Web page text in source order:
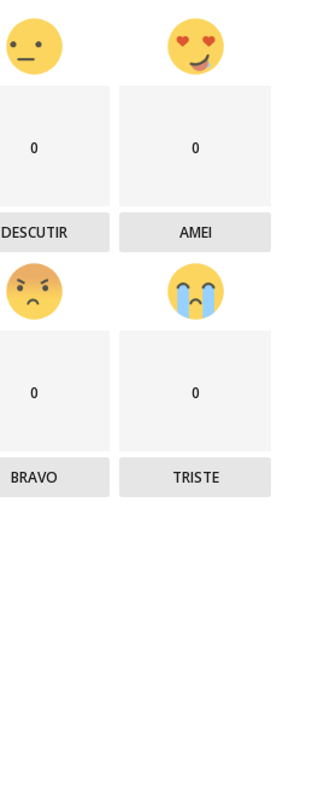
0
DESCUTIR
0
AMEI
0
BRAVO
0
TRISTE